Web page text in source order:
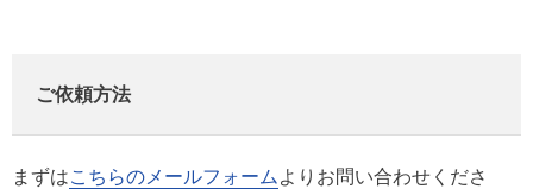
ご依頼方法
まずはこちらのメールフォーム よりお問い合わせくださ